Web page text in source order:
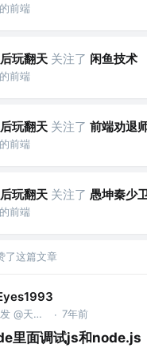
前端
玩翻天 关注了 闲鱼技术
前端
玩翻天 关注了 前端劝退
前端
玩翻天 关注了 愚坤秦少
前端
了这篇文章
全栈开发 @天网科技 · 7年前
里面调试js和node.js